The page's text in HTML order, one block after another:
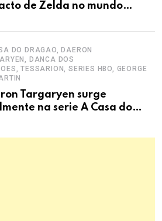
de Zelda no mundo
DO DRAGAO, DAERON
DANCA DOS
TESSARION, SERIES HBO, GEORGE
Targaryen surge
na serie A Casa do